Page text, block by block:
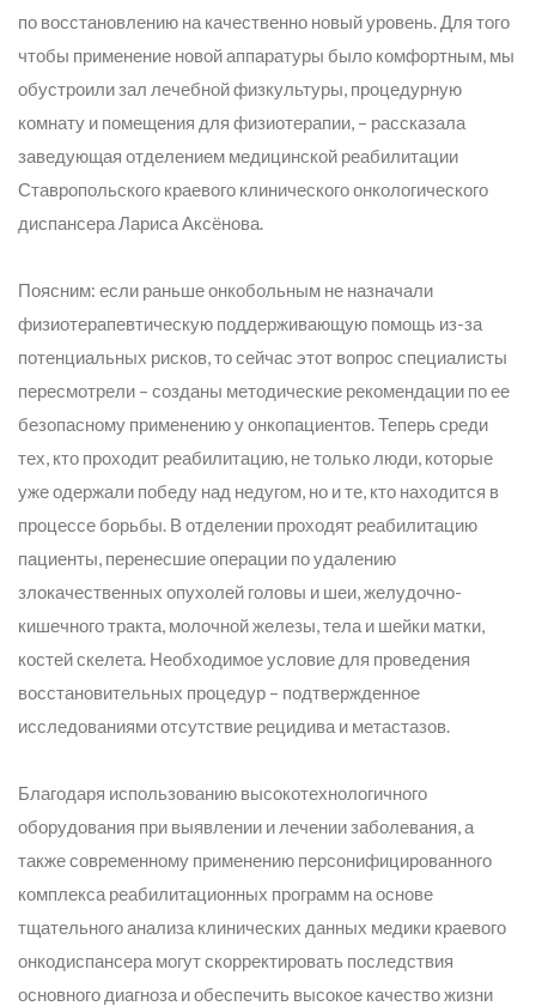
по восстановлению на качественно новый уровень. Для того
чтобы применение новой аппаратуры было комфортным, мы
обустроили зал лечебной физкультуры, процедурную
комнату и помещения для физиотерапии, – рассказала
заведующая отделением медицинской реабилитации
Ставропольского краевого клинического онкологического
диспансера Лариса Аксёнова.
Поясним: если раньше онкобольным не назначали
физиотерапевтическую поддерживающую помощь из-за
потенциальных рисков, то сейчас этот вопрос специалисты
пересмотрели – созданы методические рекомендации по ее
безопасному применению у онкопациентов. Теперь среди
тех, кто проходит реабилитацию, не только люди, которые
уже одержали победу над недугом, но и те, кто находится в
процессе борьбы. В отделении проходят реабилитацию
пациенты, перенесшие операции по удалению
злокачественных опухолей головы и шеи, желудочно-
кишечного тракта, молочной железы, тела и шейки матки,
костей скелета. Необходимое условие для проведения
восстановительных процедур – подтвержденное
исследованиями отсутствие рецидива и метастазов.
Благодаря использованию высокотехнологичного
оборудования при выявлении и лечении заболевания, а
также современному применению персонифицированного
комплекса реабилитационных программ на основе
тщательного анализа клинических данных медики краевого
онкодиспансера могут скорректировать последствия
основного диагноза и обеспечить высокое качество жизни